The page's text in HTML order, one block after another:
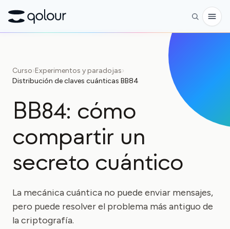
Tienda
PARA
Entusiastas
Educadores
Niños y padres
CIENCIA
Qubits reales
Curso›Experimentos y paradojas›
Distribución de claves cuánticas BB84
BB84: cómo
compartir un
secreto cuántico
La mecánica cuántica no puede enviar mensajes,
pero puede resolver el problema más antiguo de
la criptografía.